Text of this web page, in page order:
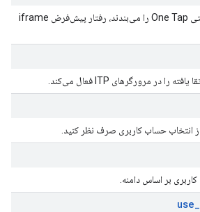
وقتی کاربران به صورت دستی One Tap را می‌بندند، رفتار پیش‌فرض iframe
از انتخاب حساب کاربری صرف نظر کنید.
بر اساس دامنه.
use_